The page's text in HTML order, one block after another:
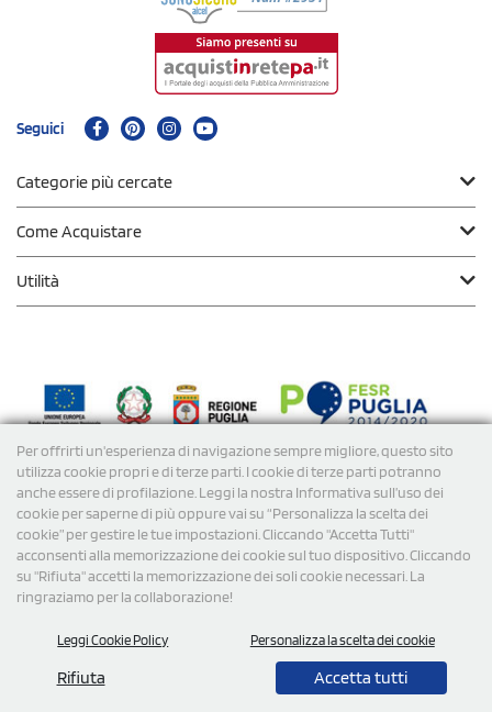
Per offrirti un'esperienza di navigazione sempre migliore, questo sito
utilizza cookie propri e di terze parti. I cookie di terze parti potranno
anche essere di profilazione. Leggi la nostra Informativa sull’uso dei
cookie per saperne di più oppure vai su “Personalizza la scelta dei
cookie” per gestire le tue impostazioni. Cliccando "Accetta Tutti"
acconsenti alla memorizzazione dei cookie sul tuo dispositivo. Cliccando
su "Rifiuta" accetti la memorizzazione dei soli cookie necessari. La
ringraziamo per la collaborazione!
Leggi Cookie Policy Personalizza la scelta dei cookie
Rifiuta Accetta tutti
Seguici
Categorie più cercate
Come Acquistare
Utilità
Modalità diPagamento
Spedizioni
© 2026 StampaSi s.r.l. TUTTI I DIRITTI SONO RISERVATI -